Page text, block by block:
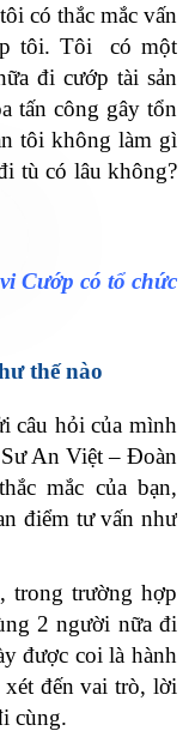
có thắc mắc vấn
tôi. Tôi có một
đi cướp tài sản
tấn công gây tổn
tôi không làm gì
tù có lâu không?
có tổ chức
thế nào
câu hỏi của mình
An Việt – Đoàn
mắc của bạn,
điểm tư vấn như
trong trường hợp
2 người nữa đi
được coi là hành
đến vai trò, lời
cùng.